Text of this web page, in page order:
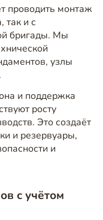
проводить монтаж
так и с
бригады. Мы
узлы
и поддержка
росту
Это создаёт
и резервуары,
и
с учётом